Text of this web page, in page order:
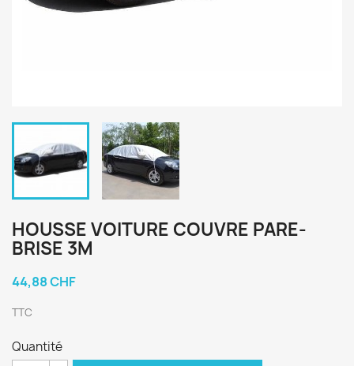
HOUSSE VOITURE COUVRE PARE-
BRISE 3M
44,88 CHF
TTC
Quantité